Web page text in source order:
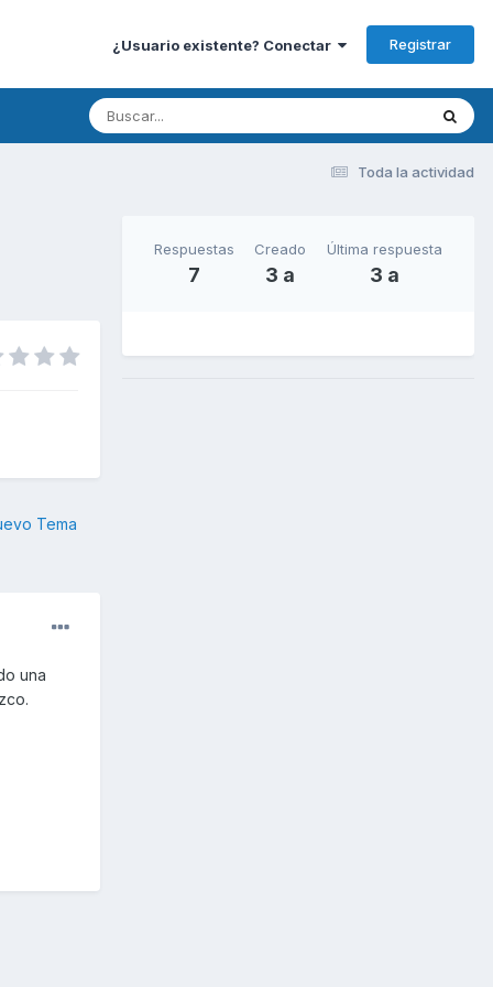
¿Usuario existente? Conectar Registrar
Toda la actividad
Tema
una
Respuestas
7
Creado
3 a
Última respuesta
3 a